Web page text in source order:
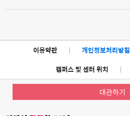
이용약관 | 개인정보처리방침
캠퍼스 및 센터 위치
|
대관하기